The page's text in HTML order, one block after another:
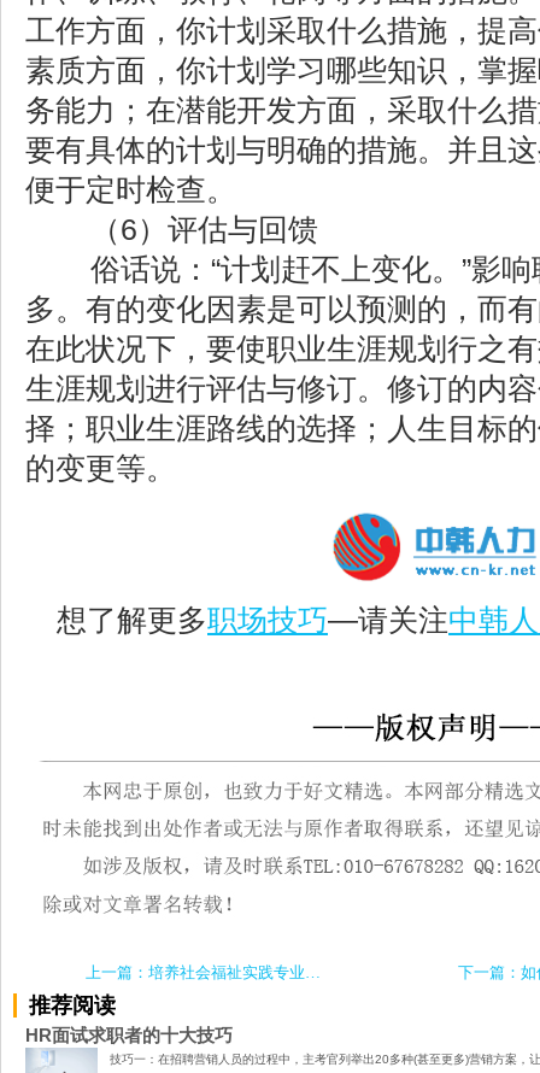
工作方面，你计划采取什么措施，提
素质方面，你计划学习哪些知识，掌
务能力；在潜能开发方面，采取什么
要有具体的计划与明确的措施。并且
便于定时检查。
（6）评估与回馈
俗话说：“计划赶不上变化。”影
多。有的变化因素是可以预测的，而
在此状况下，要使职业生涯规划行之
生涯规划进行评估与修订。修订的内
择；职业生涯路线的选择；人生目标
的变更等。
想了解更多职场技巧—请关注中韩
上一篇：培养社会福祉实践专业人才——社会福祉专业 下一篇：
推荐阅读
HR面试求职者的十大技巧
技巧一：在招聘营销人员的过程中，主考官列举出20多种(甚至更多)营销方案，